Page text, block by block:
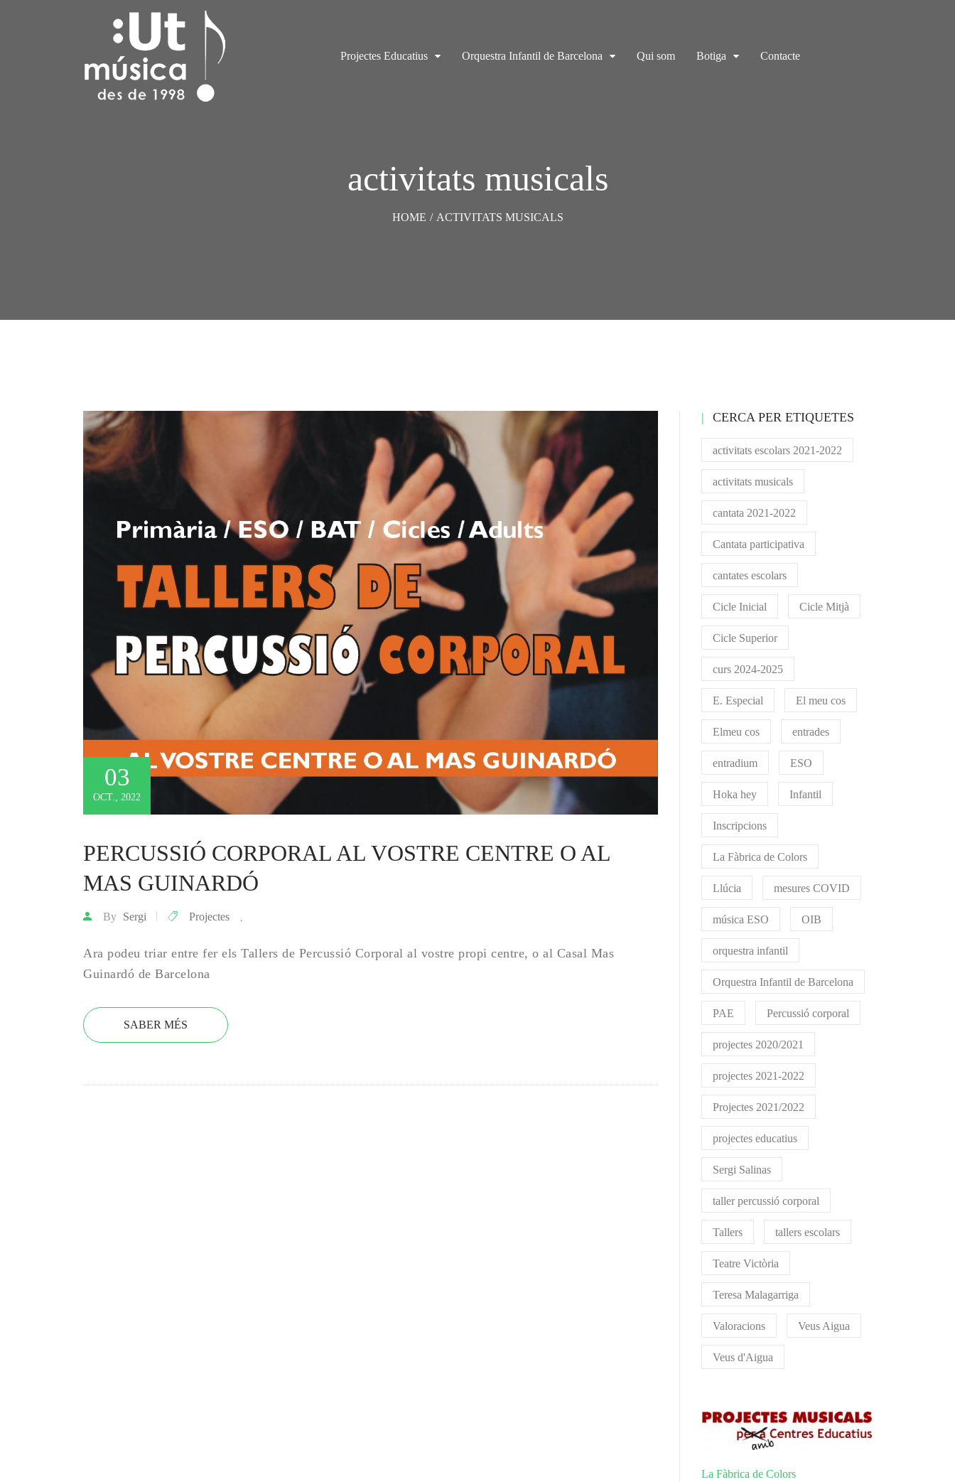
Projectes Educatius Orquestra Infantil de Barcelona Qui som Botiga Contacte
activitats musicals
HOME / ACTIVITATS MUSICALS
03
OCT., 2022
PERCUSSIÓ CORPORAL AL VOSTRE CENTRE O AL
MAS GUINARDÓ
By Sergi Projectes ,
Ara podeu triar entre fer els Tallers de Percussió Corporal al vostre propi centre, o al Casal Mas
Guinardó de Barcelona
SABER MÉS
CERCA PER ETIQUETES
activitats escolars 2021-2022
activitats musicals
cantata 2021-2022
Cantata participativa
cantates escolars
Cicle Inicial Cicle Mitjà
Cicle Superior
curs 2024-2025
E. Especial El meu cos
Elmeu cos entrades
entradium ESO
Hoka hey Infantil
Inscripcions
La Fàbrica de Colors
Llúcia mesures COVID
música ESO OIB
orquestra infantil
Orquestra Infantil de Barcelona
PAE Percussió corporal
projectes 2020/2021
projectes 2021-2022
Projectes 2021/2022
projectes educatius
Sergi Salinas
taller percussió corporal
Tallers tallers escolars
Teatre Victòria
Teresa Malagarriga
Valoracions Veus Aigua
Veus d'Aigua
La Fàbrica de Colors